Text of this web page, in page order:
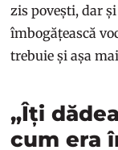
zis povești, dar
îmbogățească
trebuie și așa
„Îți
cum era